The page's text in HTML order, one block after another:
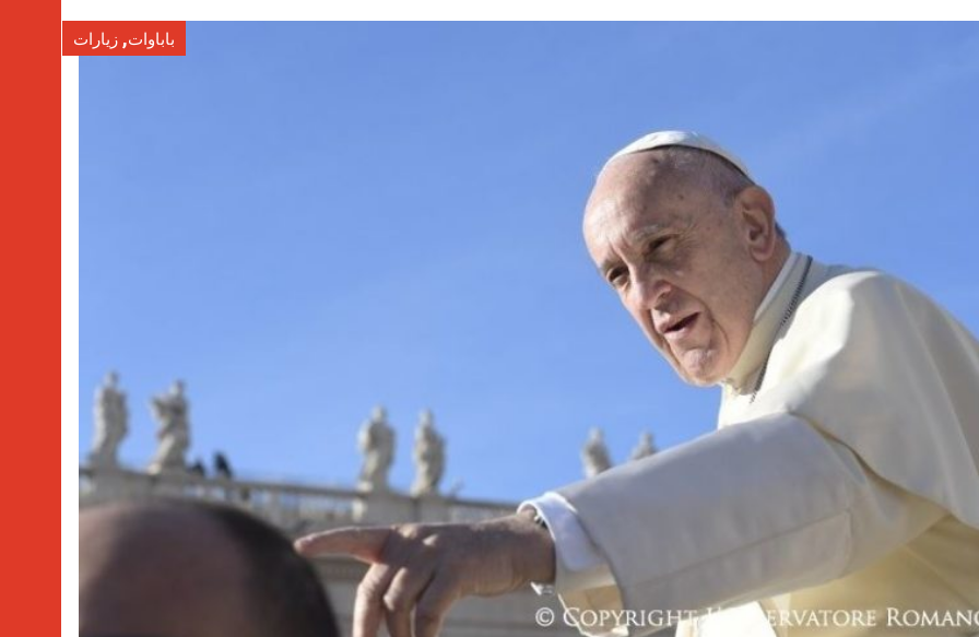
باباوات, زيارات